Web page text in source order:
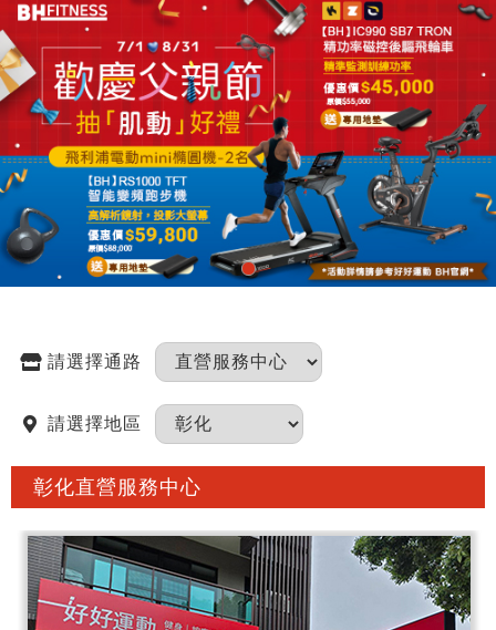
請選擇通路
請選擇地區
彰化直營服務中心